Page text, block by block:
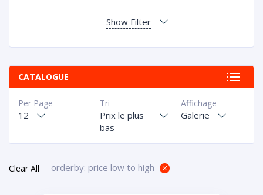
Show Filter
CATALOGUE
Affichage
Galerie
Tri
Prix le plus
bas
Per Page
12
Clear All orderby: price low to high